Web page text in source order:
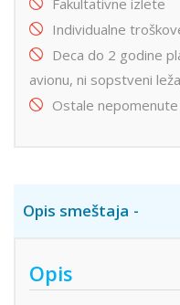
Fakultativne izlete
Individualne
Deca do 2 godine
avionu, ni sopstveni
Ostale
Opis smeštaja
Opis